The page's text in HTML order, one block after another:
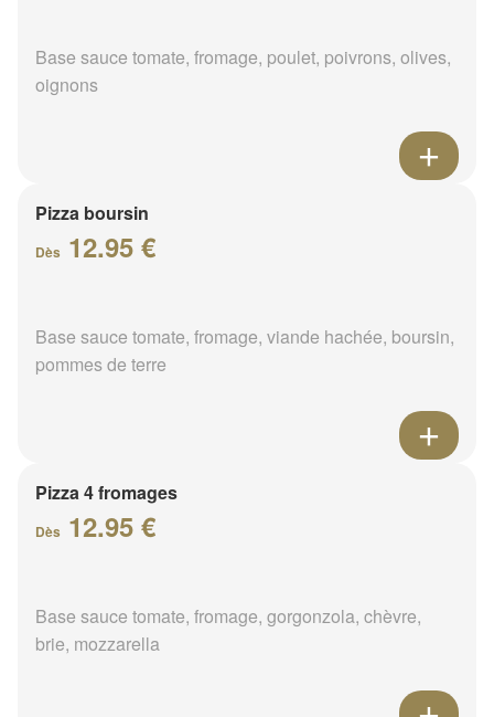
Base sauce tomate, fromage, poulet, poivrons, olives,
oignons
Pizza boursin
Dès 12.95 €
Base sauce tomate, fromage, viande hachée, boursin,
pommes de terre
Pizza 4 fromages
Dès 12.95 €
Base sauce tomate, fromage, gorgonzola, chèvre,
brie, mozzarella